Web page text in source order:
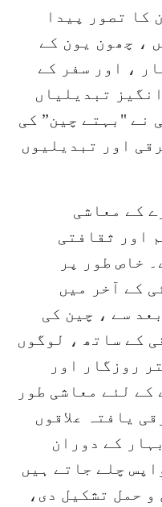
کا تصور پیدا
میں ، چھون یون کے
، اور سفر کے
تبدیلیاں
نے "بہتے چین” کی
اور تبدیلیوں
کے معاشی
اور ثقافتی
خاص طور پر
کی دہائی کے آخر میں
سے ، چین کی
کے ساتھ ، لوگوں
روزگار اور
کے لئے معاشی طور
یافتہ علاقوں
کے دوران
چلے جاتے ہیں
و حمل تشکیل دی،